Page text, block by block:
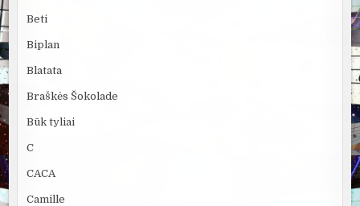
Beti
Biplan
Blatata
Braškės Šokolade
Būk tyliai
C
CACA
Camille